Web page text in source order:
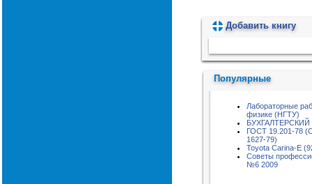
Добавить книгу
Популярные
Лабораторные
физике (НГТУ)
БУХГАЛТЕРСКИЙ
ГОСТ 19.201-78
1627-79)
Toyota Carina-E
Советы
№6 2009